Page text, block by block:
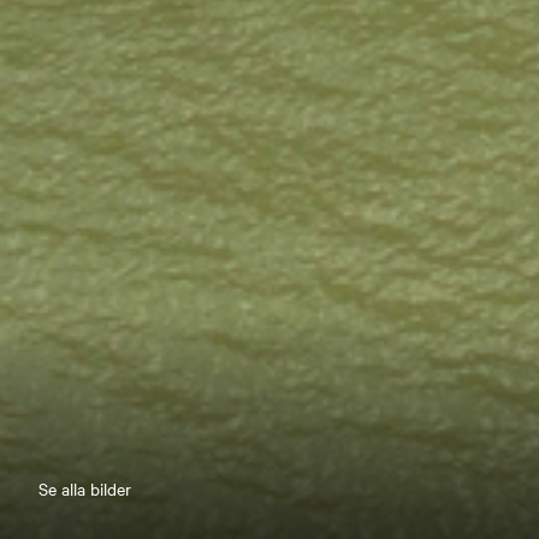
Se alla bilder